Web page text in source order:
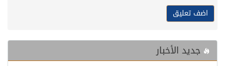
جديد الأخبار